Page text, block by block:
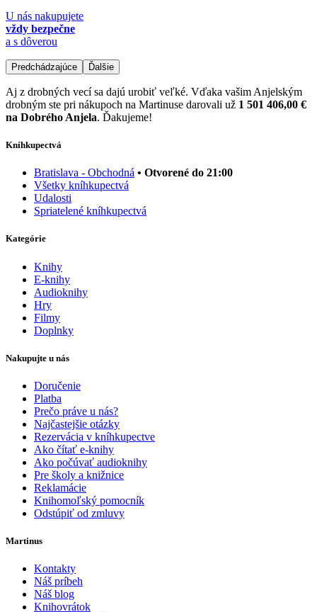
U nás nakupujete
vždy bezpečne
a s dôverou
Predchádzajúce Ďalšie
Aj z drobných vecí sa dajú urobiť veľké. Vďaka vašim Anjelským
drobným ste pri nákupoch na Martinuse darovali už 1 501 406,00 €
na Dobrého Anjela. Ďakujeme!
Kníhkupectvá
Bratislava - Obchodná • Otvorené do 21:00
Všetky kníhkupectvá
Udalosti
Spriatelené kníhkupectvá
Kategórie
Knihy
E-knihy
Audioknihy
Hry
Filmy
Doplnky
Nakupujte u nás
Doručenie
Platba
Prečo práve u nás?
Najčastejšie otázky
Rezervácia v kníhkupectve
Ako čítať e-knihy
Ako počúvať audioknihy
Pre školy a knižnice
Reklamácie
Knihomoľský pomocník
Odstúpiť od zmluvy
Martinus
Kontakty
Náš príbeh
Náš blog
Knihovrátok